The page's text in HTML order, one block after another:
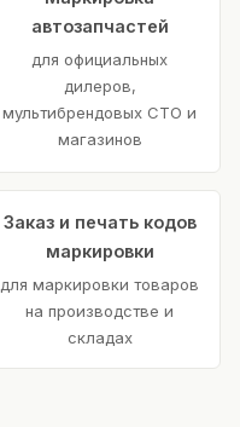
автозапчастей
для официальных
дилеров,
мультибрендовых СТО и
магазинов
Заказ и печать кодов
маркировки
для маркировки товаров
на производстве и
складах